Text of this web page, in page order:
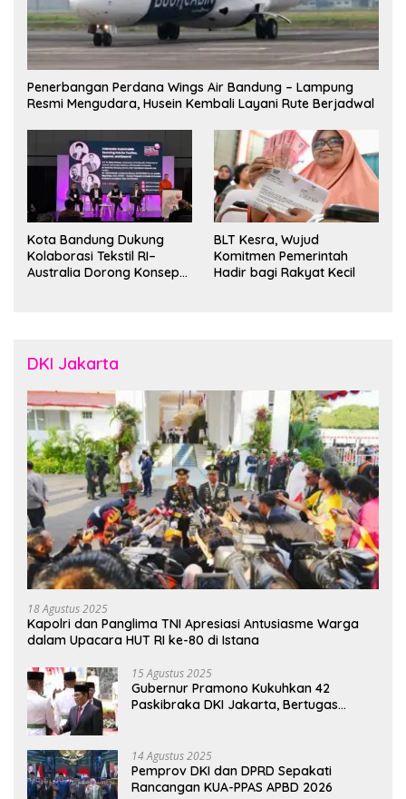
Penerbangan Perdana Wings Air Bandung – Lampung
Resmi Mengudara, Husein Kembali Layani Rute Berjadwal
Kota Bandung Dukung
Kolaborasi Tekstil RI–
Australia Dorong Konsep
BLT Kesra, Wujud
Komitmen Pemerintah
Hadir bagi Rakyat Kecil
DKI Jakarta
18 Agustus 2025
Kapolri dan Panglima TNI Apresiasi Antusiasme Warga
dalam Upacara HUT RI ke-80 di Istana
15 Agustus 2025
Gubernur Pramono Kukuhkan 42
Paskibraka DKI Jakarta, Bertugas
14 Agustus 2025
Pemprov DKI dan DPRD Sepakati
Rancangan KUA-PPAS APBD 2026